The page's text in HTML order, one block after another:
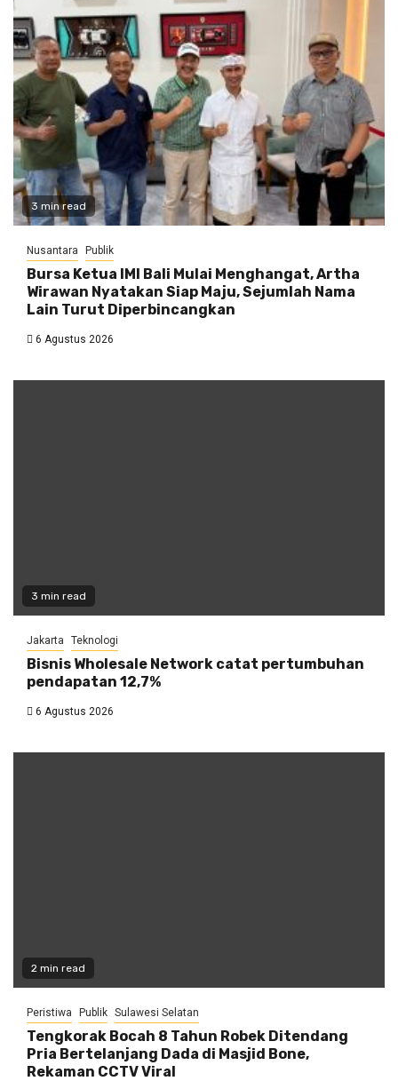
3 min read
Nusantara Publik
Bursa Ketua IMI Bali Mulai Menghangat, Artha
Wirawan Nyatakan Siap Maju, Sejumlah Nama
Lain Turut Diperbincangkan
6 Agustus 2026
3 min read
Jakarta Teknologi
Bisnis Wholesale Network catat pertumbuhan
pendapatan 12,7%
6 Agustus 2026
2 min read
Peristiwa Publik Sulawesi Selatan
Tengkorak Bocah 8 Tahun Robek Ditendang
Pria Bertelanjang Dada di Masjid Bone,
Rekaman CCTV Viral